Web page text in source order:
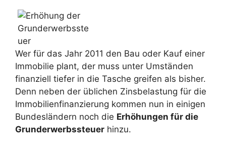
Wer für das Jahr 2011 den Bau oder Kauf einer
Immobilie plant, der muss unter Umständen
finanziell tiefer in die Tasche greifen als bisher.
Denn neben der üblichen Zinsbelastung für die
Immobilienfinanzierung kommen nun in einigen
Bundesländern noch die Erhöhungen für die
Grunderwerbssteuer hinzu.